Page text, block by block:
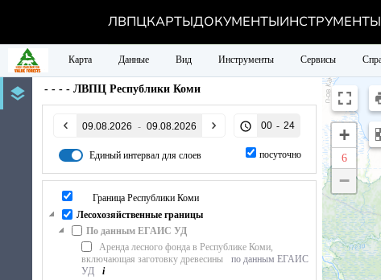
ЛВПЦКАРТЫДОКУМЕНТЫИНСТРУМЕНТЫ